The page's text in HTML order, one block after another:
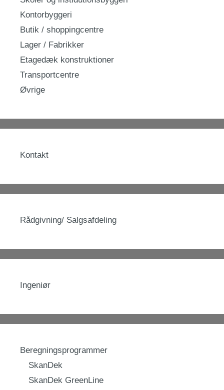
Kontorbyggeri
Butik / shoppingcentre
Lager / Fabrikker
Etagedæk konstruktioner
Transportcentre
Øvrige
Kontakt
Rådgivning/ Salgsafdeling
Ingeniør
Beregningsprogrammer
SkanDek
SkanDek GreenLine